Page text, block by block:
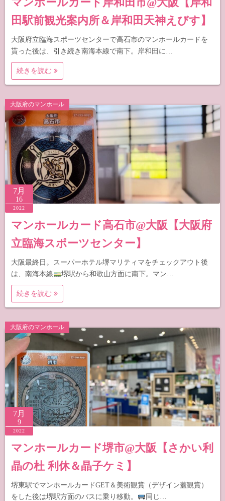
田駅前観光案内所＆岸和田天神えびす】
大阪府立臨海スポーツセンターで高石市のマンホールカードを
貰った後は、引き続き南海本線で南下。岸和田に…
続きを読む
大阪府のマンホール
7月
16
2022
マンホールカード高石市@大阪【大阪府
立臨海スポーツセンター】
大阪最終日。スーパーホテル堺マリティマをチェックアウト後
は、南海本線
堺駅から和歌山方面に南下。マン…
続きを読む
大阪府のマンホール
7月
9
2022
マンホールカード堺市@大阪【さかい利
晶の杜 利休＆晶子ケミ】
堺東駅でマンホールカードGET＆美術観賞（デザイン蓋観賞）
をした後は堺駅方面のバスに乗り移動。
同じ…